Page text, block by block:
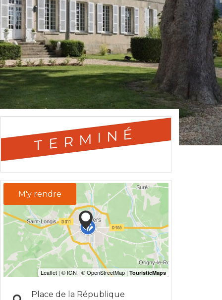
TERMINÉ
M'y rendre
Place de la République